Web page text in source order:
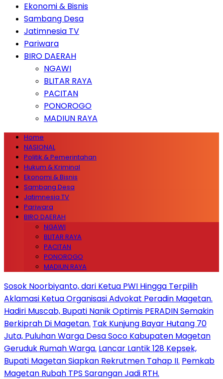
Ekonomi & Bisnis
Sambang Desa
Jatimnesia TV
Pariwara
BIRO DAERAH
NGAWI
BLITAR RAYA
PACITAN
PONOROGO
MADIUN RAYA
Home
NASIONAL
Politik & Pemerintahan
Hukum & Kriminal
Ekonomi & Bisnis
Sambang Desa
Jatimnesia TV
Pariwara
BIRO DAERAH
NGAWI
BLITAR RAYA
PACITAN
PONOROGO
MADIUN RAYA
Sosok Noorbiyanto, dari Ketua PWI Hingga Terpilih
Aklamasi Ketua Organisasi Advokat Peradin Magetan.
Hadiri Muscab, Bupati Nanik Optimis PERADIN Semakin
Berkiprah Di Magetan. Tak Kunjung Bayar Hutang 70
Juta, Puluhan Warga Desa Soco Kabupaten Magetan
Geruduk Rumah Warga. Lancar Lantik 128 Kepsek,
Bupati Magetan Siapkan Rekrutmen Tahap II. Pemkab
Magetan Rubah TPS Sarangan Jadi RTH.